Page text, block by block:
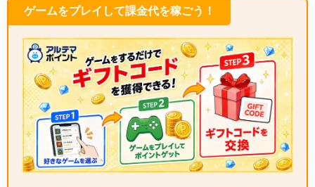
ゲームをプレイして課金代を稼ごう！